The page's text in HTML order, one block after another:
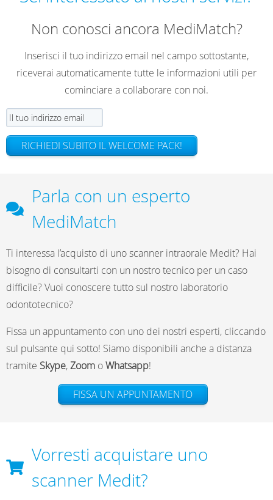
Non conosci ancora MediMatch?
Inserisci il tuo indirizzo email nel campo sottostante,
riceverai automaticamente tutte le informazioni utili per
cominciare a collaborare con noi.
RICHIEDI SUBITO IL WELCOME PACK!
Parla con un esperto
MediMatch
Ti interessa l’acquisto di uno scanner intraorale Medit? Hai
bisogno di consultarti con un nostro tecnico per un caso
difficile? Vuoi conoscere tutto sul nostro laboratorio
odontotecnico?
Fissa un appuntamento con uno dei nostri esperti, cliccando
sul pulsante qui sotto! Siamo disponibili anche a distanza
tramite Skype,Zoom oWhatsapp!
FISSA UN APPUNTAMENTO
Vorresti acquistare uno
scanner Medit?